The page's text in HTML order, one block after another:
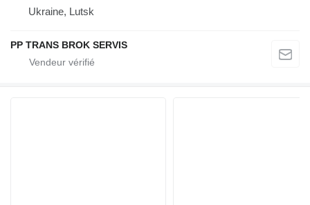
Ukraine, Lutsk
PP TRANS BROK SERVIS